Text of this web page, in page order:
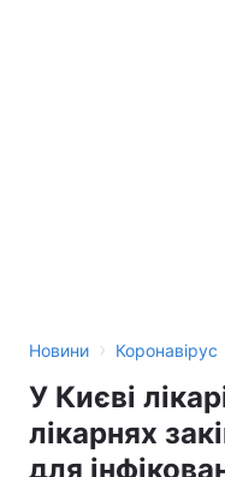
Новини › Коронавірус
У Києві
лікарнях
для